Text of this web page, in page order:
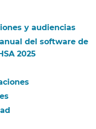
y audiencias​​
del software de
2025​​